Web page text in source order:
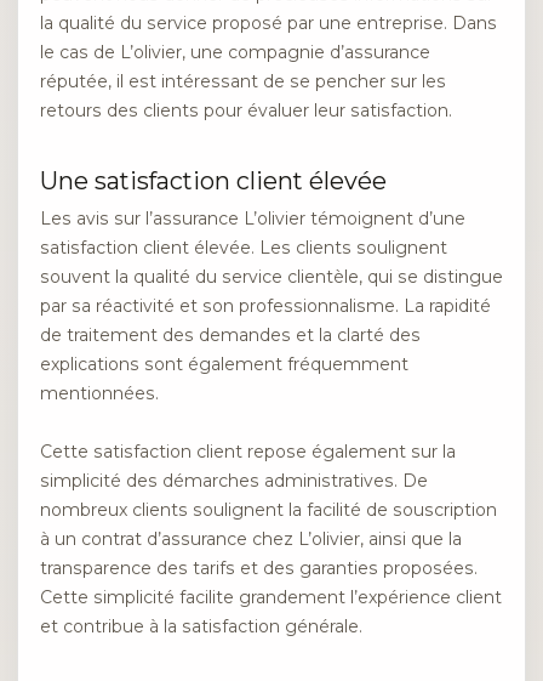
la qualité du service proposé par une entreprise. Dans
le cas de L’olivier, une compagnie d’assurance
réputée, il est intéressant de se pencher sur les
retours des clients pour évaluer leur satisfaction.
Une satisfaction client élevée
Les avis sur l’assurance L’olivier témoignent d’une
satisfaction client élevée. Les clients soulignent
souvent la qualité du service clientèle, qui se distingue
par sa réactivité et son professionnalisme. La rapidité
de traitement des demandes et la clarté des
explications sont également fréquemment
mentionnées.
Cette satisfaction client repose également sur la
simplicité des démarches administratives. De
nombreux clients soulignent la facilité de souscription
à un contrat d’assurance chez L’olivier, ainsi que la
transparence des tarifs et des garanties proposées.
Cette simplicité facilite grandement l’expérience client
et contribue à la satisfaction générale.